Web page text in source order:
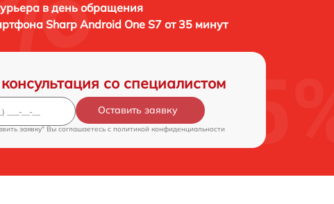
в день обращения
Sharp Android One S7 от 35 минут
со специалистом
Оставить заявку
заявку" Вы соглашаетесь c политикой конфиденциальности